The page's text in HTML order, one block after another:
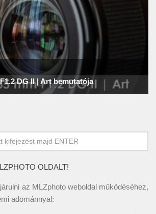
OLDALT!
az MLZphoto weboldal működéséhez,
adománnyal: